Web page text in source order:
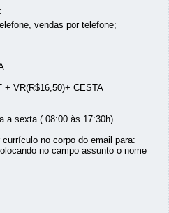
vendas por telefone;
+ VR(R$16,50)+ CESTA
a sexta ( 08:00 às 17:30h)
no corpo do email para:
no campo assunto o nome